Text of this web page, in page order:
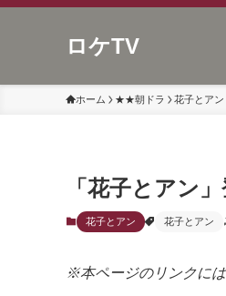
ロケTV
ホーム ★★朝ドラ 花子とアン
「花子とアン
花子とアン 花子とアン
※本ページのリンクに